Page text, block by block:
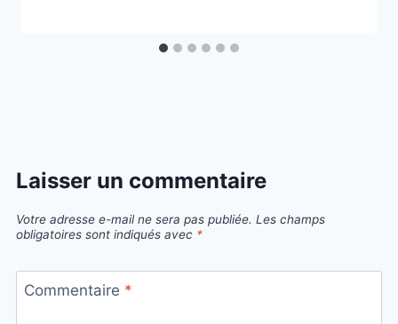
Laisser un commentaire
Votre adresse e-mail ne sera pas publiée. Les champs
obligatoires sont indiqués avec *
Commentaire *